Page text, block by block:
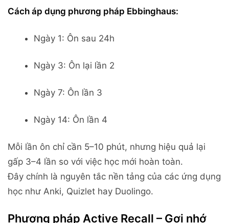
Cách áp dụng phương pháp Ebbinghaus:
Ngày 1: Ôn sau 24h
Ngày 3: Ôn lại lần 2
Ngày 7: Ôn lần 3
Ngày 14: Ôn lần 4
Mỗi lần ôn chỉ cần 5–10 phút, nhưng hiệu quả lại
gấp 3–4 lần so với việc học mới hoàn toàn.
Đây chính là nguyên tắc nền tảng của các ứng dụng
học như Anki, Quizlet hay Duolingo.
Phương pháp Active Recall – Gợi nhớ